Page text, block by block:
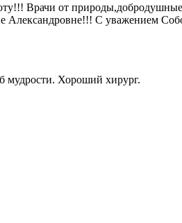
Врачи от
Александровне!!! С уважением
мудрости. Хороший хирург.